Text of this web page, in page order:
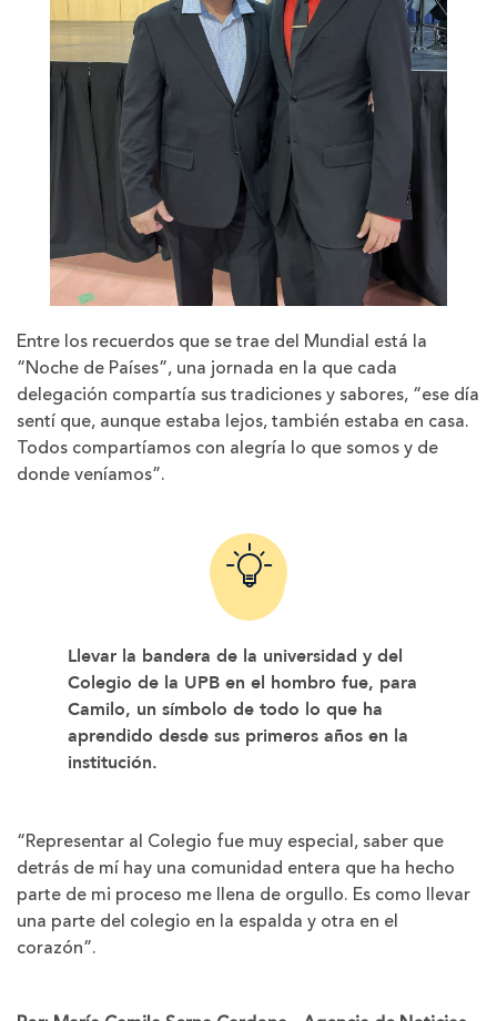
Entre los recuerdos que se trae del Mundial está la
“Noche de Países”, una jornada en la que cada
delegación compartía sus tradiciones y sabores, “ese día
sentí que, aunque estaba lejos, también estaba en casa.
Todos compartíamos con alegría lo que somos y de
donde veníamos”.
Llevar la bandera de la universidad y del
Colegio de la UPB en el hombro fue, para
Camilo, un símbolo de todo lo que ha
aprendido desde sus primeros años en la
institución.
“Representar al Colegio fue muy especial, saber que
detrás de mí hay una comunidad entera que ha hecho
parte de mi proceso me llena de orgullo. Es como llevar
una parte del colegio en la espalda y otra en el
corazón”.